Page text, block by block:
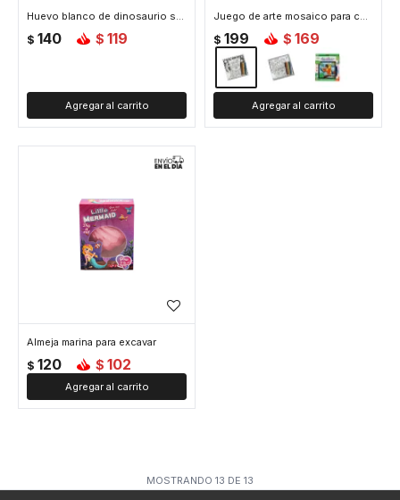
Huevo blanco de dinosaurio sorpresa para excavar
$ 140 $ 119
Juego de arte mosaico para colorear - Gato
$ 199 $ 169
Almeja marina para excavar
$ 120 $ 102
MOSTRANDO 13 DE 13